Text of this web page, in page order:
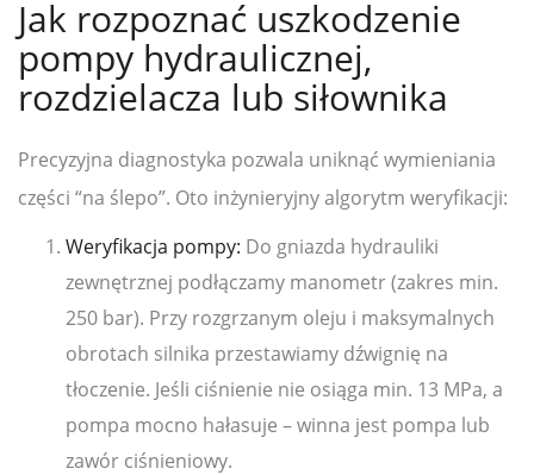
Jak rozpoznać uszkodzenie
pompy hydraulicznej,
rozdzielacza lub siłownika
Precyzyjna diagnostyka pozwala uniknąć wymieniania
części “na ślepo”. Oto inżynieryjny algorytm weryfikacji:
Weryfikacja pompy: Do gniazda hydrauliki
zewnętrznej podłączamy manometr (zakres min.
250 bar). Przy rozgrzanym oleju i maksymalnych
obrotach silnika przestawiamy dźwignię na
tłoczenie. Jeśli ciśnienie nie osiąga min. 13 MPa, a
pompa mocno hałasuje – winna jest pompa lub
zawór ciśnieniowy.